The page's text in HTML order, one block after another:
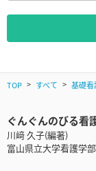
TOP すべて 基礎看
ぐんぐんのびる看
川﨑 久子(編著)
富山県立大学看護学